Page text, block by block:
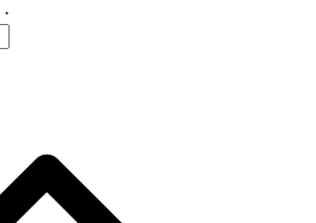
·